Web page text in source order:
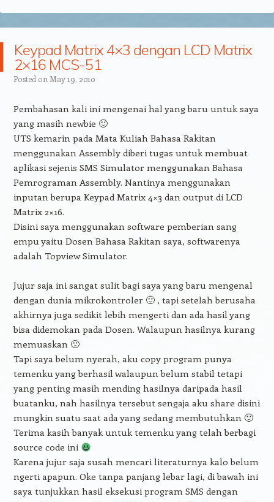
Keypad Matrix 4×3 dengan LCD Matrix
2×16 MCS-51
Posted on May 19, 2010
Pembahasan kali ini mengenai hal yang baru untuk saya
yang masih newbie 🙂
UTS kemarin pada Mata Kuliah Bahasa Rakitan
menggunakan Assembly diberi tugas untuk membuat
aplikasi sejenis SMS Simulator menggunakan Bahasa
Pemrograman Assembly. Nantinya menggunakan
inputan berupa Keypad Matrix 4×3 dan output di LCD
Matrix 2×16.
Disini saya menggunakan software pemberian sang
empu yaitu Dosen Bahasa Rakitan saya, softwarenya
adalah Topview Simulator.
Jujur saja ini sangat sulit bagi saya yang baru mengenal
dengan dunia mikrokontroler 🙂 , tapi setelah berusaha
akhirnya juga sedikit lebih mengerti dan ada hasil yang
bisa didemokan pada Dosen. Walaupun hasilnya kurang
memuaskan 🙁
Tapi saya belum nyerah, aku copy program punya
temenku yang berhasil walaupun belum stabil tetapi
yang penting masih mending hasilnya daripada hasil
buatanku, nah hasilnya tersebut sengaja aku share disini
mungkin suatu saat ada yang sedang membutuhkan 🙂
Terima kasih banyak untuk temenku yang telah berbagi
source code ini
Karena jujur saja susah mencari literaturnya kalo belum
ngerti apapun. Oke tanpa panjang lebar lagi, di bawah ini
saya tunjukkan hasil eksekusi program SMS dengan